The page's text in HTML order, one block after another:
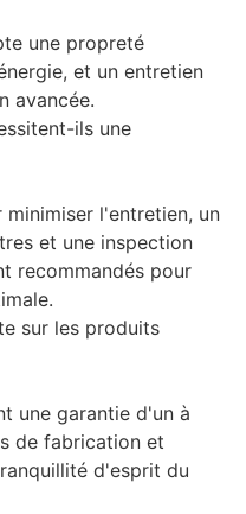
une propreté
et un entretien
avancée.
ils une
l'entretien, un
et une inspection
recommandés pour
sur les produits
une garantie d'un à
de fabrication et
d'esprit du